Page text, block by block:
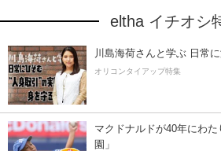
eltha イチオシ
川島海荷さんと学ぶ 日常
オリコンタイアップ特集
マクドナルドが40年にわ
園」